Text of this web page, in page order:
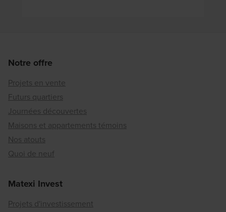
Notre offre
Projets en vente
Futurs quartiers
Journées découvertes
Maisons et appartements témoins
Nos atouts
Quoi de neuf
Matexi Invest
Projets d'investissement